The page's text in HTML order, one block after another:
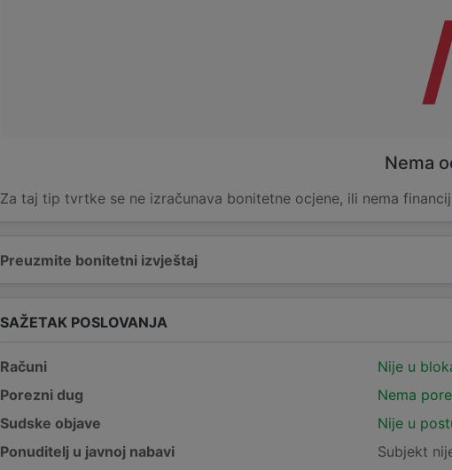
Preuzmite bonitetni izvještaj
Nema
Za taj tip tvrtke se ne izračunava bonitetne ocjene, ili nema
SAŽETAK POSLOVANJA
Računi
Nije u
Porezni dug
Nema
Sudske objave
Nije u
Ponuditelj u javnoj nabavi
Subjekt